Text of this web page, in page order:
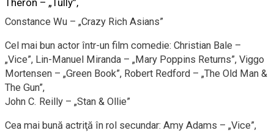
Theron – „Tully”,
Constance Wu – „Crazy Rich Asians”
Cel mai bun actor într-un film comedie: Christian Bale –
„Vice”, Lin-Manuel Miranda – „Mary Poppins Returns”, Viggo
Mortensen – „Green Book”, Robert Redford – „The Old Man &
The Gun”,
John C. Reilly – „Stan & Ollie”
Cea mai bună actriţă în rol secundar: Amy Adams – „Vice”,